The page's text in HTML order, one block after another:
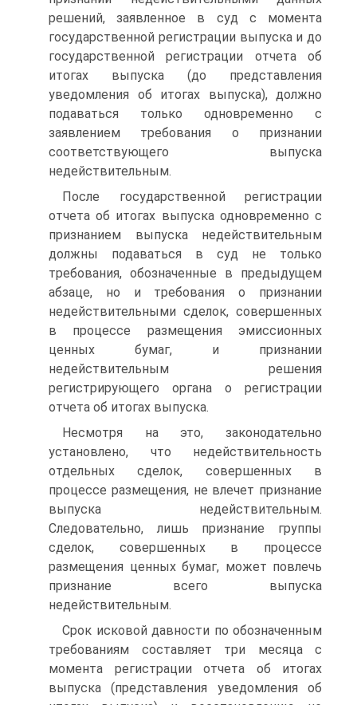
решений, заявленное в суд с момента
государственной регистрации выпуска и до
государственной регистрации отчета об
итогах выпуска (до представления
уведомления об итогах выпуска), должно
подаваться только одновременно с
заявлением требования о признании
соответствующего выпуска
недействительным.
После государственной регистрации
отчета об итогах выпуска одновременно с
признанием выпуска недействительным
должны подаваться в суд не только
требования, обозначенные в предыдущем
абзаце, но и требования о признании
недействительными сделок, совершенных
в процессе размещения эмиссионных
ценных бумаг, и признании
недействительным решения
регистрирующего органа о регистрации
отчета об итогах выпуска.
Несмотря на это, законодательно
установлено, что недействительность
отдельных сделок, совершенных в
процессе размещения, не влечет признание
выпуска недействительным.
Следовательно, лишь признание группы
сделок, совершенных в процессе
размещения ценных бумаг, может повлечь
признание всего выпуска
недействительным.
Срок исковой давности по обозначенным
требованиям составляет три месяца с
момента регистрации отчета об итогах
выпуска (представления уведомления об